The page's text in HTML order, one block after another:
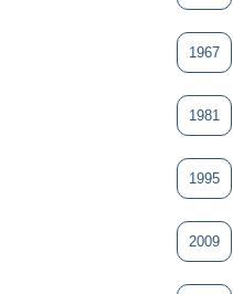
1967
1981
1995
2009